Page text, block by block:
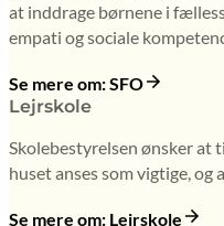
at inddrage børnene i
empati og sociale
Se mere om: SFO
Lejrskole
Skolebestyrelsen ønsker at
huset anses som vigtige, og
Se mere om: Lejrskole